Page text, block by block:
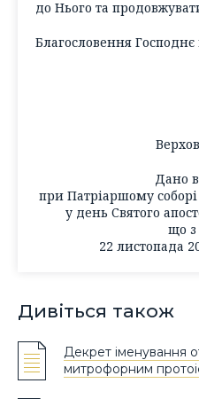
до Нього та
Благословення Господнє
Дано
при Патріаршому соборі
у день Святого
що
22 листопада
Дивіться також
Декрет іменування
митрофорним